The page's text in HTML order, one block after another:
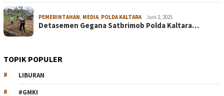
PEMERINTAHAN MEDIA POLDA KALTARA Juni 2, 2025
Detasemen Gegana Satbrimob Polda Kaltara…
TOPIK POPULER
LIBURAN
#GMKI